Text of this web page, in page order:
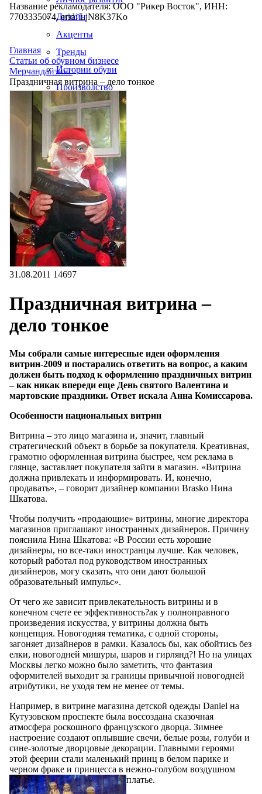
Дизайн
Акценты
Тренды
Истории обуви
Производство
Название рекламодателя: ООО "Рикер Восток", ИНН:
7703335074, erid: LjN8K37Ko
Главная
Статьи об обувном бизнесе
Мерчандайзинг
Праздничная витрина – дело тонкое
31.08.2011 14697
Праздничная витрина –
дело тонкое
Мы собрали самые интересные идеи оформления
витрин-2009 и постарались ответить на вопрос, а каким
должен быть подход к оформлению праздничных витрин
– как никак впереди еще День святого Валентина и
мартовские праздники. Ответ искала Анна Комиссарова.
Особенности национальных витрин
Витрина – это лицо магазина и, значит, главный
стратегический объект в борьбе за покупателя. Креативная,
грамотно оформленная витрина быстрее, чем реклама в
глянце, заставляет покупателя зайти в магазин. «Витрина
должна привлекать и информировать. И, конечно,
продавать», – говорит дизайнер компании Brasko Нина
Шкатова.
Чтобы получить «продающие» витрины, многие директора
магазинов приглашают иностранных дизайнеров. Причину
пояснила Нина Шкатова: «В России есть хорошие
дизайнеры, но все-таки иностранцы лучше. Как человек,
который работал под руководством иностранных
дизайнеров, могу сказать, что они дают большой
образовательный импульс».
От чего же зависит привлекательность витрины и в
конечном счете ее эффективность?ак у полноправного
произведения искусства, у витрины должна быть
концепция. Новогодняя тематика, с одной стороны,
загоняет дизайнеров в рамки. Казалось бы, как обойтись без
елки, новогодней мишуры, шаров и гирлянд?! Но на улицах
Москвы легко можно было заметить, что фантазия
оформителей выходит за границы привычной новогодней
атрибутики, не уходя тем не менее от темы.
Например, в витрине магазина детской одежды Daniel на
Кутузовском проспекте была воссоздана сказочная
атмосфера роскошного французского дворца. Зимнее
настроение создают оплывшие свечи, белые розы, голуби и
сине-золотые дворцовые декорации. Главными героями
этой феерии стали маленький принц в белом парике и
черном фраке и принцесса в нежно-голубом воздушном
платье.